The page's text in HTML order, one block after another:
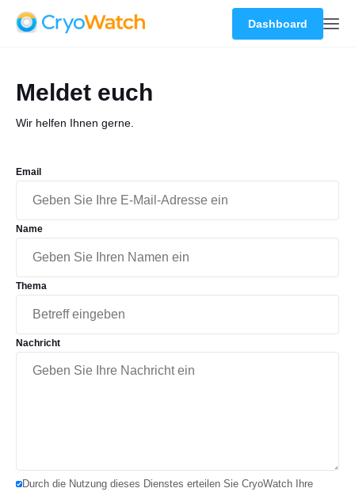
Dashboard
Meldet euch
Wir helfen Ihnen gerne.
Email
Name
Thema
Nachricht
Durch die Nutzung dieses Dienstes erteilen Sie CryoWatch Ihre